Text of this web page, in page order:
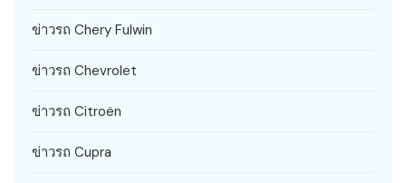
ข่าวรถ Chery Fulwin
ข่าวรถ Chevrolet
ข่าวรถ Citroën
ข่าวรถ Cupra